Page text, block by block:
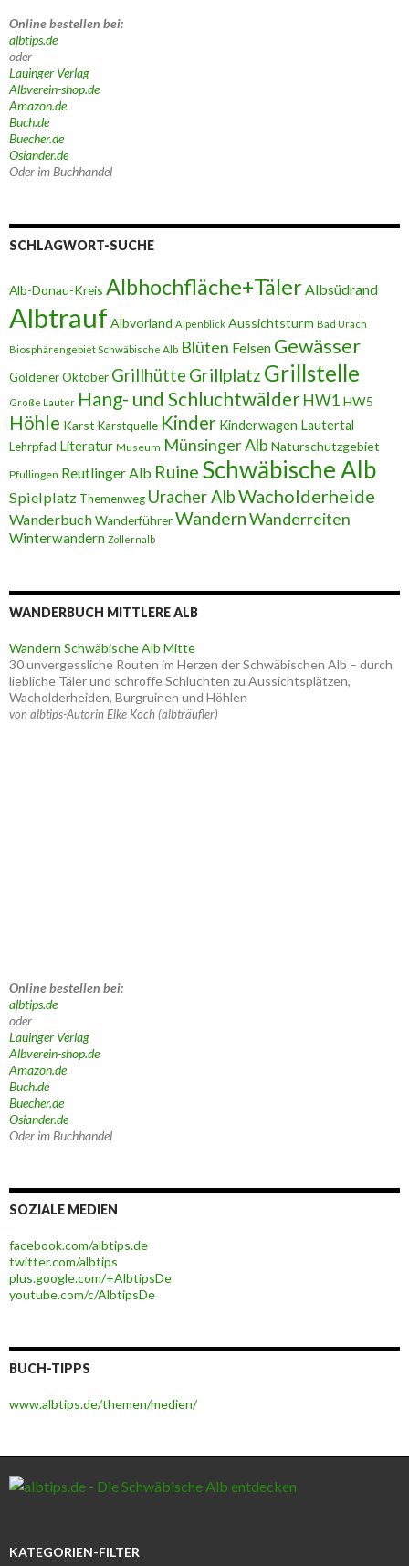
Online bestellen bei:
albtips.de
oder
Lauinger Verlag
Albverein-shop.de
Amazon.de
Buch.de
Buecher.de
Osiander.de
Oder im Buchhandel
SCHLAGWORT-SUCHE
Alb-Donau-Kreis Albhochfläche+Täler Albsüdrand
Albtrauf Albvorland Alpenblick Aussichtsturm Bad Urach
Biosphärengebiet Schwäbische Alb Blüten Felsen Gewässer
Goldener Oktober Grillhütte Grillplatz Grillstelle
Große Lauter Hang- und SchluchtwälderHW1 HW5
Höhle Karst Karstquelle Kinder Kinderwagen Lautertal
Lehrpfad Literatur Museum Münsinger Alb Naturschutzgebiet
Pfullingen Reutlinger Alb Ruine Schwäbische Alb
Spielplatz Themenweg Uracher AlbWacholderheide
WanderbuchWanderführerWandernWanderreiten
Winterwandern Zollernalb
WANDERBUCH MITTLERE ALB
Wandern Schwäbische Alb Mitte
30 unvergessliche Routen im Herzen der Schwäbischen Alb – durch
liebliche Täler und schroffe Schluchten zu Aussichtsplätzen,
Wacholderheiden, Burgruinen und Höhlen
von albtips-Autorin Elke Koch (albträufler)
Online bestellen bei:
albtips.de
oder
Lauinger Verlag
Albverein-shop.de
Amazon.de
Buch.de
Buecher.de
Osiander.de
Oder im Buchhandel
SOZIALE MEDIEN
facebook.com/albtips.de
twitter.com/albtips
plus.google.com/+AlbtipsDe
youtube.com/c/AlbtipsDe
BUCH-TIPPS
www.albtips.de/themen/medien/
KATEGORIEN-FILTER